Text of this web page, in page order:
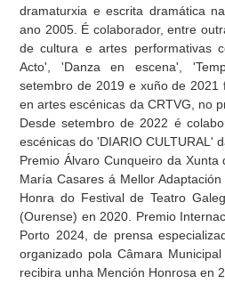
dramaturxia e escrita dramática
ano 2005. É colaborador, entre
de cultura e artes performativas
Acto', 'Danza en escena',
setembro de 2019 e xuño de 2021
en artes escénicas da CRTVG, no
Desde setembro de 2022 é
escénicas do 'DIARIO CULTURAL'
Premio Álvaro Cunqueiro da
María Casares á Mellor
Honra do Festival de Teatro
(Ourense) en 2020. Premio
Porto 2024, de prensa
organizado pola Câmara
recibira unha Mención Honrosa en